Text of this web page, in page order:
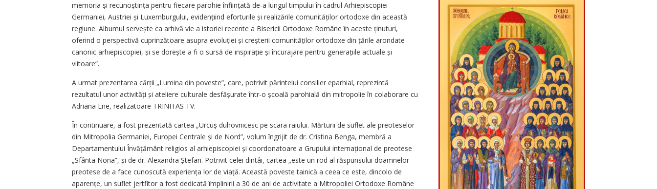
memoria și recunoștința pentru fiecare parohie înființată de-a lungul timpului în cadrul Arhiepiscopiei
Germaniei, Austriei și Luxemburgului, evidențiind eforturile și realizările comunităților ortodoxe din această
regiune. Albumul servește ca arhivă vie a istoriei recente a Bisericii Ortodoxe Române în aceste ținuturi,
oferind o perspectivă cuprinzătoare asupra evoluției și creșterii comunităților ortodoxe din țările arondate
canonic arhiepiscopiei, și se dorește a fi o sursă de inspirație și încurajare pentru ge­nerațiile actuale și
viitoare”.
A urmat prezentarea cărții „Lumina din poveste”, care, potrivit părintelui consilier eparhial, reprezintă
rezultatul unor activități și ateliere culturale desfășurate într-o școală parohială din mitropolie în colaborare cu
Adriana Ene, realizatoare TRINITAS TV.
În continuare, a fost prezentată cartea „Urcuș duhovnicesc pe scara raiului. Mărturii de suflet ale preoteselor
din Mitropolia Germaniei, Europei Centrale și de Nord”, volum îngrijit de dr. Cristina Benga, membră a
Departamentului Învățământ religios al arhiepiscopiei și coordonatoare a Grupului internațional de preotese
„Sfânta Nona”, și de dr. Alexandra Ștefan. Potrivit celei dintâi, cartea „este un rod al răspunsului doamnelor
preotese de a face cunoscută experiența lor de viață. Această poveste tainică a ceea ce este, dincolo de
aparențe, un suflet jertfitor a fost dedicată împlinirii a 30 de ani de activitate a Mitropoliei Ortodoxe Române